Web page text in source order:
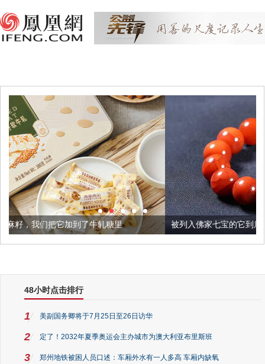
牛轧糖里 被列入佛家七宝的它到底有多美？
48小时点击排行
1 美副国务卿将于7月25日至26日访华
2 定了！2032年夏季奥运会主办城市为澳大利亚布里斯班
3 郑州地铁被困人员口述：车厢外水有一人多高 车厢内缺氧